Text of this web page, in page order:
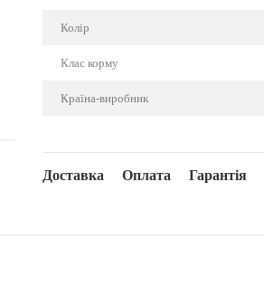
Колір
Клас корму
Країна-виробник
Доставка Оплата Гарантія